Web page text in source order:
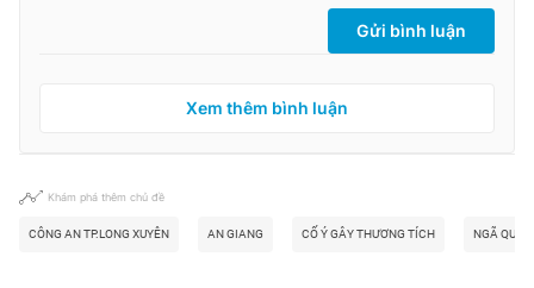
Gửi bình luận
Xem thêm bình luận
Khám phá thêm chủ đề
CÔNG AN TP.LONG XUYÊN AN GIANG CỐ Ý GÂY THƯƠNG TÍCH NGÃ QUỴ